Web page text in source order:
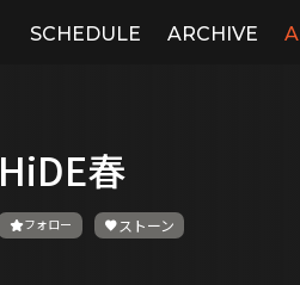
SCHEDULE ARCHIVE
HiDE春
フォロー ストーン